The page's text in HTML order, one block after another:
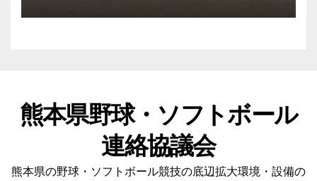
熊本県野球・ソフトボール
連絡協議会
熊本県の野球・ソフトボール競技の底辺拡大環境・設備の